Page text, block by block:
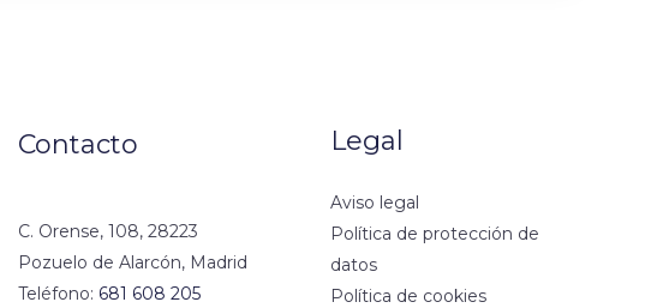
Contacto
C. Orense, 108, 28223
Pozuelo de Alarcón, Madrid
Teléfono: 681 608 205
Legal
Aviso legal
Política de protección de
datos
Política de cookies